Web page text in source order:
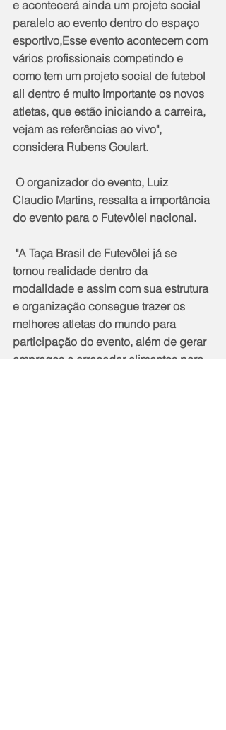
e acontecerá ainda um projeto social
paralelo ao evento dentro do espaço
esportivo,Esse evento acontecem com
vários profissionais competindo e
como tem um projeto social de futebol
ali dentro é muito importante os novos
atletas, que estão iniciando a carreira,
vejam as referências ao vivo",
considera Rubens Goulart.
Claudio Martins, ressalta a importância
do evento para o Futevôlei nacional.
tornou realidade dentro da
modalidade e assim com sua estrutura
e organização consegue trazer os
melhores atletas do mundo para
participação do evento, além de gerar
empregos e arrecadar alimentos para